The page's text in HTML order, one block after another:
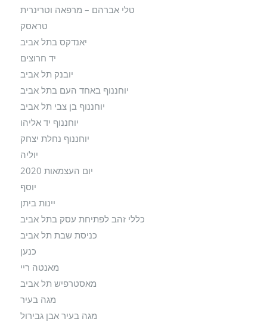
טלי אברהם – מרפאה וטרינרית
טראסק
יאנדקס בתל אביב
יד חרוצים
יובנק תל אביב
יוחננוף באחד העם בתל אביב
יוחננוף בן צבי תל אביב
יוחננוף יד אליהו
יוחננוף נחלת יצחק
יוליה
יום העצמאות 2020
יוסף
יינות ביתן
כללי זהב לפתיחת עסק בתל אביב
כניסת שבת תל אביב
כנען
מאנטה ריי
מאסטרפיש תל אביב
מגה בעיר
מגה בעיר אבן גבירול